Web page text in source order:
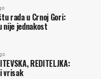
rada u Crnoj Gori:
nije jednakost
REDITELJKA:
vrisak